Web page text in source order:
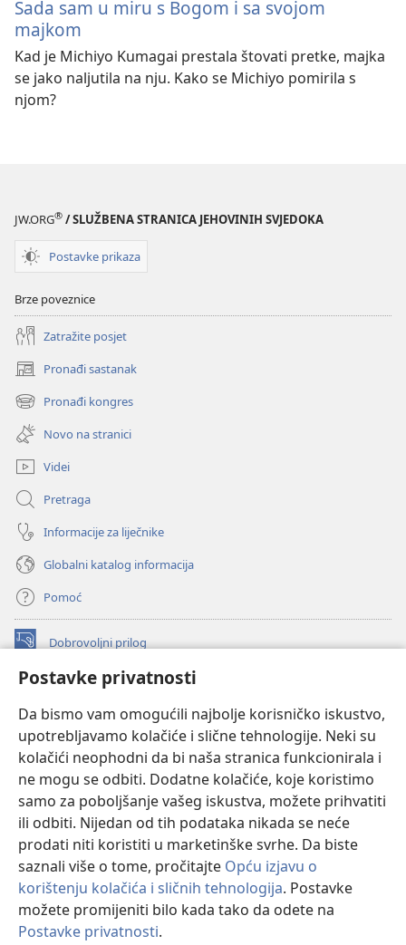
Postavke privatnosti
Da bismo vam omogućili najbolje korisničko iskustvo,
upotrebljavamo kolačiće i slične tehnologije. Neki su
kolačići neophodni da bi naša stranica funkcionirala i
ne mogu se odbiti. Dodatne kolačiće, koje koristimo
samo za poboljšanje vašeg iskustva, možete prihvatiti
ili odbiti. Nijedan od tih podataka nikada se neće
prodati niti koristiti u marketinške svrhe. Da biste
saznali više o tome, pročitajte Opću izjavu o
korištenju kolačića i sličnih tehnologija. Postavke
možete promijeniti bilo kada tako da odete na
Postavke privatnosti.
Sada sam u miru s Bogom i sa svojom
majkom
Kad je Michiyo Kumagai prestala štovati pretke, majka
se jako naljutila na nju. Kako se Michiyo pomirila s
njom?
JW.ORG® / SLUŽBENA STRANICA JEHOVINIH SVJEDOKA
Postavke prikaza
Brze poveznice
Zatražite posjet
Pronađi sastanak
(otvara
se
novi
prozor)
Pronađi kongres
(otvara
se
novi
prozor)
Novo na stranici
Videi
Pretraga
Informacije za liječnike
Globalni katalog informacija
Pomoć
Dobrovoljni prilog
(otvara
se
novi
INTERNETSKA BIBLIOTEKA Watchtower
se
novi
prozor)
JW Hub
(otvara
se
novi
JW Library
Watchtower Library
Copyright© 2026 Watch Tower Bible and Tract Society of Pennsylvania.
UVJETI KORIŠTENJA|